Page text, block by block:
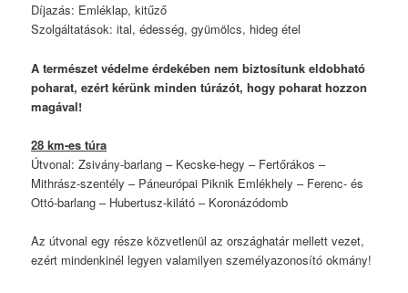
Díjazás: Emléklap, kitűző
Szolgáltatások: ital, édesség, gyümölcs, hideg étel
A természet védelme érdekében nem biztosítunk eldobható
poharat, ezért kérünk minden túrázót, hogy poharat hozzon
magával!
28 km-es túra
Útvonal: Zsivány-barlang – Kecske-hegy – Fertőrákos –
Mithrász-szentély – Páneurópai Piknik Emlékhely – Ferenc- és
Ottó-barlang – Hubertusz-kilátó – Koronázódomb
Az útvonal egy része közvetlenül az országhatár mellett vezet,
ezért mindenkinél legyen valamilyen személyazonosító okmány!